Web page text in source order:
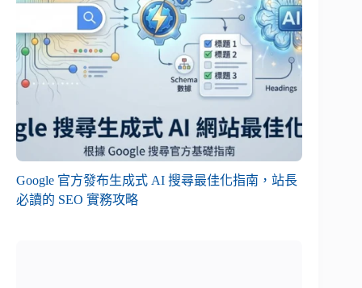
Google 官方發布生成式 AI 搜尋最佳化指南，站長
必讀的 SEO 實務攻略